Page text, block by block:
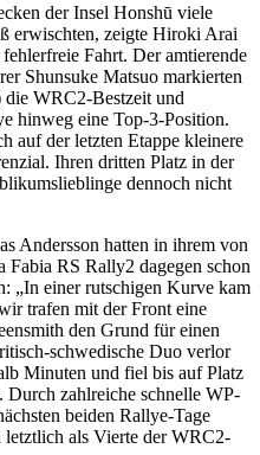
der Insel Honshū viele
erwischten, zeigte Hiroki Arai
Fahrt. Der amtierende
Shunsuke Matsuo markierten
WRC2-Bestzeit und
hinweg eine Top-3-Position.
auf der letzten Etappe kleinere
Ihren dritten Platz in der
dennoch nicht
Andersson hatten in ihrem von
RS Rally2 dagegen schon
„In einer rutschigen Kurve kam
trafen mit der Front eine
den Grund für einen
schwedische Duo verlor
Minuten und fiel bis auf Platz
zahlreiche schnelle WP-
beiden Rallye-Tage
als Vierte der WRC2-